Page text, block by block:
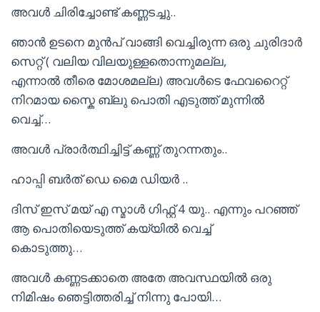
അവൾ ചിരിച്ചോണ്ട് കണ്ണടച്ചു..
ഞാൻ ഉടനെ മുൻപ് വാങ്ങി വെച്ചിരുന്ന ഒരു ചുരിദാർ
സെറ്റ് ( വലിയ വിലയുള്ളതൊന്നുമല്ല,
എന്നാൽ തീരെ മോശമല്ല) അവൾടെ ഫേവറൈറ്റ്
നിറമായ സ്കൈ ബ്ലു പൊതി എടുത്ത് മുന്നിൽ
വെച്ച്…
അവൾ പ്രാർത്ഥിച്ചിട്ട് കണ്ണ് തുറന്നതും..
ഹാപ്പി ബർത് ഡെ മൈ ഡിയർ ..
ദിസ് ഇസ് മയ് എ സ്മാൾ ഗിഫ്റ്റ് 4 യു.. എന്നും പറഞ്ഞ്
ആ പൊതിയെടുത്ത് കയ്യിൽ വെച്ച്
കൊടുത്തു…
അവൾ കണ്ണടക്കാതെ അതേ അവസ്ഥയിൽ ഒരു
നിമിഷം ഞെട്ടിത്തരിച്ച് നിന്നു പോയി…